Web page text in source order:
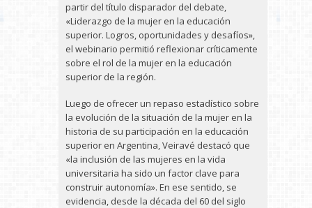
partir del título disparador del debate,
«Liderazgo de la mujer en la educación
superior. Logros, oportunidades y desafíos»,
el webinario permitió reflexionar críticamente
sobre el rol de la mujer en la educación
superior de la región.
Luego de ofrecer un repaso estadístico sobre
la evolución de la situación de la mujer en la
historia de su participación en la educación
superior en Argentina, Veiravé destacó que
«la inclusión de las mujeres en la vida
universitaria ha sido un factor clave para
construir autonomía». En ese sentido, se
evidencia, desde la década del 60 del siglo